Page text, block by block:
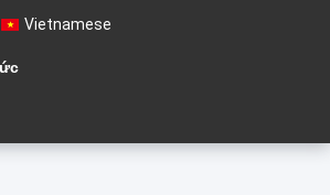
Vietnamese